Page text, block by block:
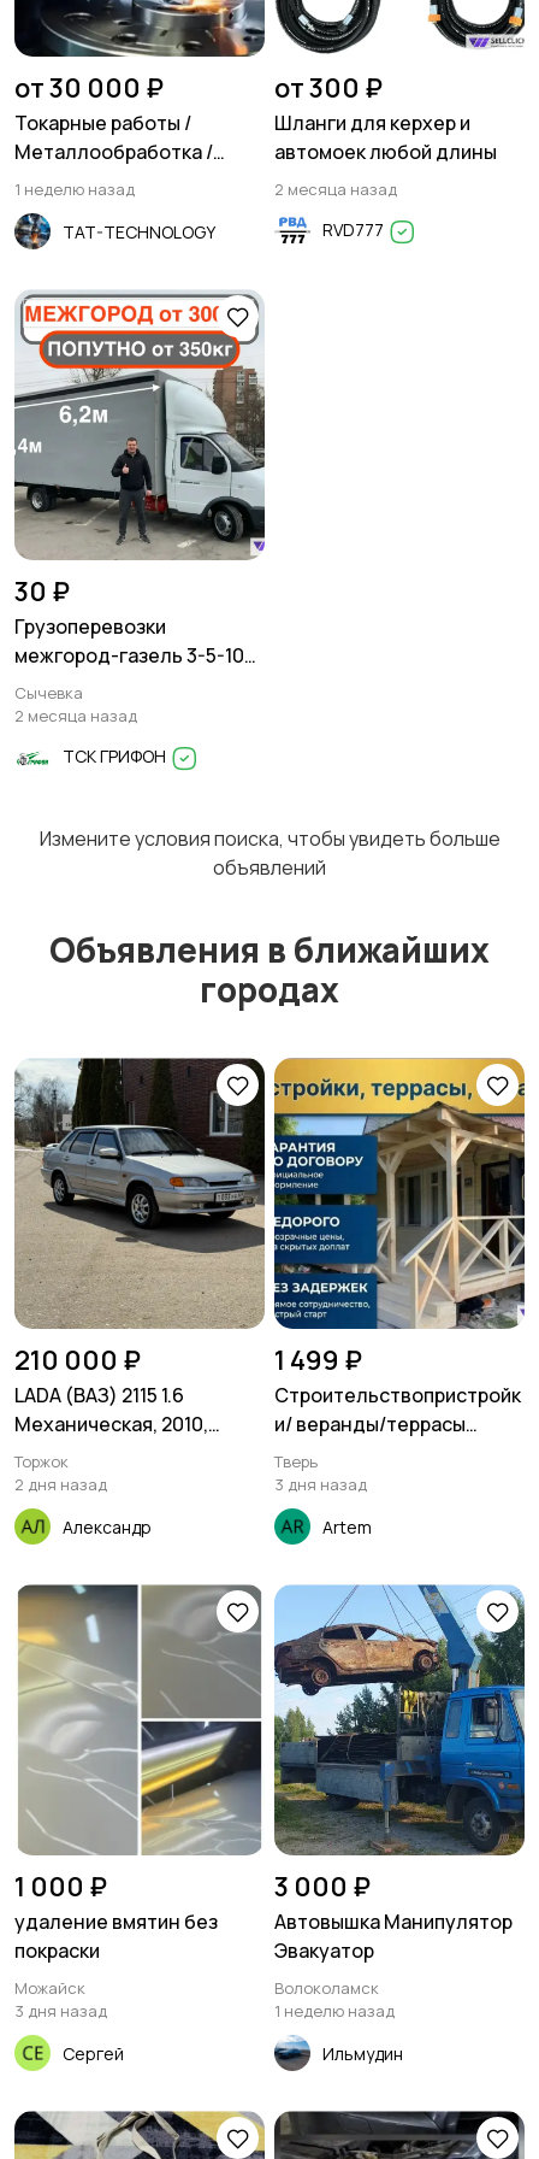
Стройматериалы и
инструменты
Спорт и отдых
от 30 000 ₽
Токарные работы /
Металлообработка /
Фрезеровка
1 неделю назад
TAT-TECHNOLOGY
от 300 ₽
Шланги для керхер и
автомоек любой длины
2 месяца назад
RVD777
30 ₽
Грузоперевозки
межгород-газель 3-5-10
тонн
Сычевка
2 месяца назад
ТСК ГРИФОН
Измените условия поиска, чтобы увидеть больше
объявлений
Объявления в ближайших
городах
210 000 ₽
LADA (ВАЗ) 2115 1.6
Механическая, 2010,
243000 км
Торжок
2 дня назад
Александр
1 499 ₽
Строительствопристройк
и/ веранды/террасы
выезд по всей
Московской области
Тверь
3 дня назад
Artem
1 000 ₽
удаление вмятин без
покраски
Можайск
3 дня назад
Сергей
3 000 ₽
Автовышка Манипулятор
Эвакуатор
Волоколамск
1 неделю назад
Ильмудин